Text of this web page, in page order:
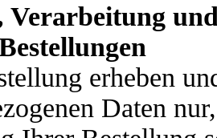
erheben
Daten